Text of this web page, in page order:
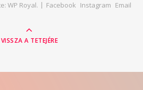
WP Royal. Facebook Instagram Email
VISSZA A TETEJÉRE